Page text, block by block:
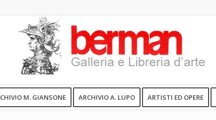
M. GIANSONE ARCHIVIO A. LUPO ARTISTI ED OPERE